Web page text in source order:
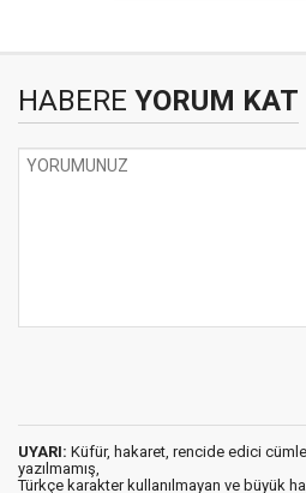
HABERE YORUM KAT
UYARI: Küfür, hakaret, rencide edici
yazılmamış,
Türkçe karakter kullanılmayan ve büyük